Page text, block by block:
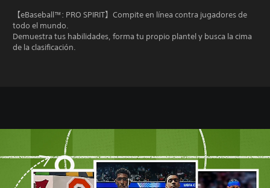
【eBaseball™: PRO SPIRIT】Compite en línea contra jugadores de
todo el mundo.
Demuestra tus habilidades, forma tu propio plantel y busca la cima
de la clasificación.